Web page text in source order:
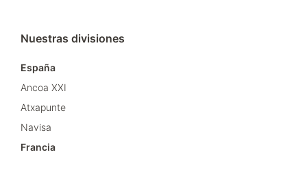
Nuestras divisiones
España
Ancoa XXI
Atxapunte
Navisa
Francia